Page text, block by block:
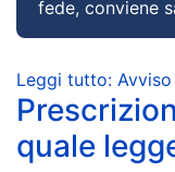
fede, conviene
Leggi tutto:
quale